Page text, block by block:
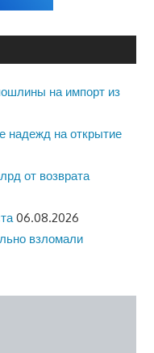
на импорт из
надежд на открытие
от возврата
06.08.2026
взломали